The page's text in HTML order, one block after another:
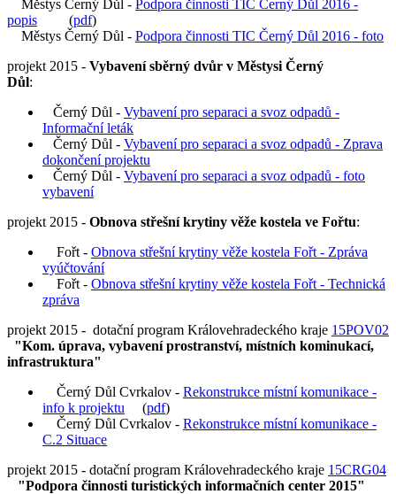
Městys Černý Důl - Podpora činnosti TIC Černý Důl 2016 -
popis (pdf)
Městys Černý Důl - Podpora činnosti TIC Černý Důl 2016 - foto
projekt 2015 - Vybavení sběrný dvůr v Městysi Černý
Důl:
Černý Důl - Vybavení pro separaci a svoz odpadů -
Informační leták
Černý Důl - Vybavení pro separaci a svoz odpadů - Zprava
dokončení projektu
Černý Důl - Vybavení pro separaci a svoz odpadů - foto
vybavení
projekt 2015 - Obnova střešní krytiny věže kostela ve Fořtu:
Fořt - Obnova střešní krytiny věže kostela Fořt - Zpráva
vyúčtování
Fořt - Obnova střešní krytiny věže kostela Fořt - Technická
zpráva
projekt 2015 - dotační program Královehradeckého kraje 15POV02
"Kom. úprava, vybavení prostranství, místních kominukací,
infrastruktura"
Černý Důl Cvrkalov - Rekonstrukce místní komunikace -
info k projektu (pdf)
Černý Důl Cvrkalov - Rekonstrukce místní komunikace -
C.2 Situace
projekt 2015 - dotační program Královehradeckého kraje 15CRG04
"Podpora činnosti turistických informačních center 2015"